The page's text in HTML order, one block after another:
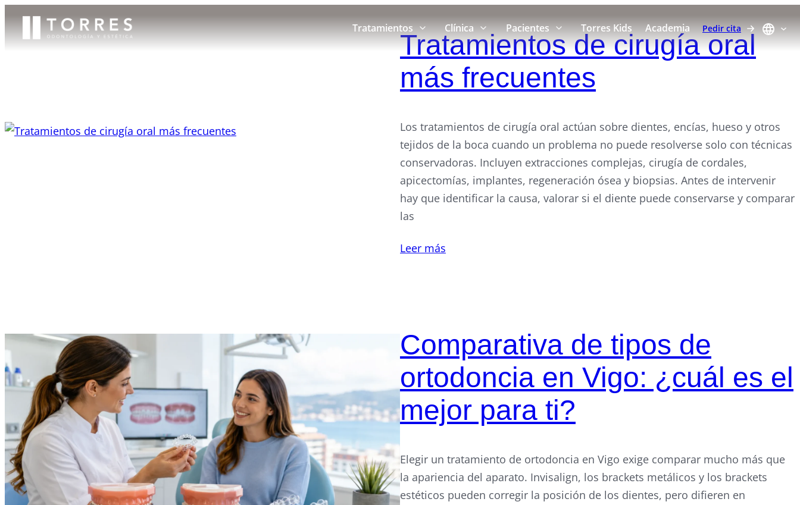
Tratamientos Clínica Pacientes Torres Kids Academia Pedir cita
Tratamientos de cirugía oral
más frecuentes
Los tratamientos de cirugía oral actúan sobre dientes, encías, hueso y otros
tejidos de la boca cuando un problema no puede resolverse solo con técnicas
conservadoras. Incluyen extracciones complejas, cirugía de cordales,
apicectomías, implantes, regeneración ósea y biopsias. Antes de intervenir
hay que identificar la causa, valorar si el diente puede conservarse y comparar
las
Leer más
Comparativa de tipos de
ortodoncia en Vigo: ¿cuál es el
mejor para ti?
Elegir un tratamiento de ortodoncia en Vigo exige comparar mucho más que
la apariencia del aparato. Invisalign, los brackets metálicos y los brackets
estéticos pueden corregir la posición de los dientes, pero difieren en